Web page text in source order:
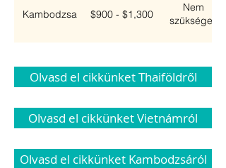
Kambodzsa $900 - $1,300
Nem
szükséges
Olvasd el cikkünket Thaiföldről
Olvasd el cikkünket Vietnámról
Olvasd el cikkünket Kambodzsáról